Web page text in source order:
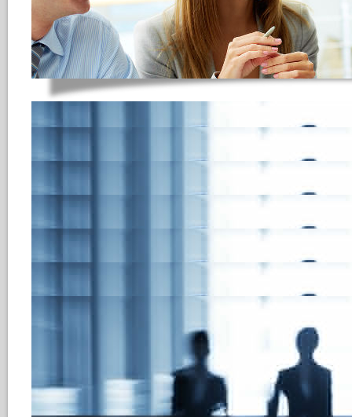
Einbindung von
Bewerberakte
Neben der Berufserfahrung
Anforderungen, spielen auch
der Personalauswahl. Sie
Menschen verankerten
Arbeitsverhalten und den
HRecruiting ermöglicht die
Bewerberakte. Informationen